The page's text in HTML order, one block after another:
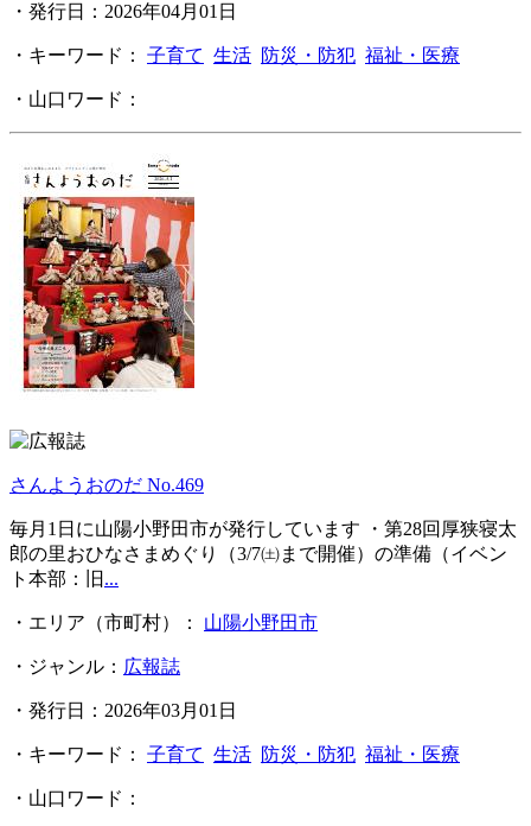
・発行日：2026年04月01日
・キーワード： 子育て 生活 防災・防犯 福祉・医療
・山口ワード：
さんようおのだ No.469
毎月1日に山陽小野田市が発行しています ・第28回厚狭寝太
郎の里おひなさまめぐり（3/7㈯まで開催）の準備（イベン
ト本部：旧 ...
・エリア（市町村）： 山陽小野田市
・ジャンル： 広報誌
・発行日：2026年03月01日
・キーワード： 子育て 生活 防災・防犯 福祉・医療
・山口ワード：